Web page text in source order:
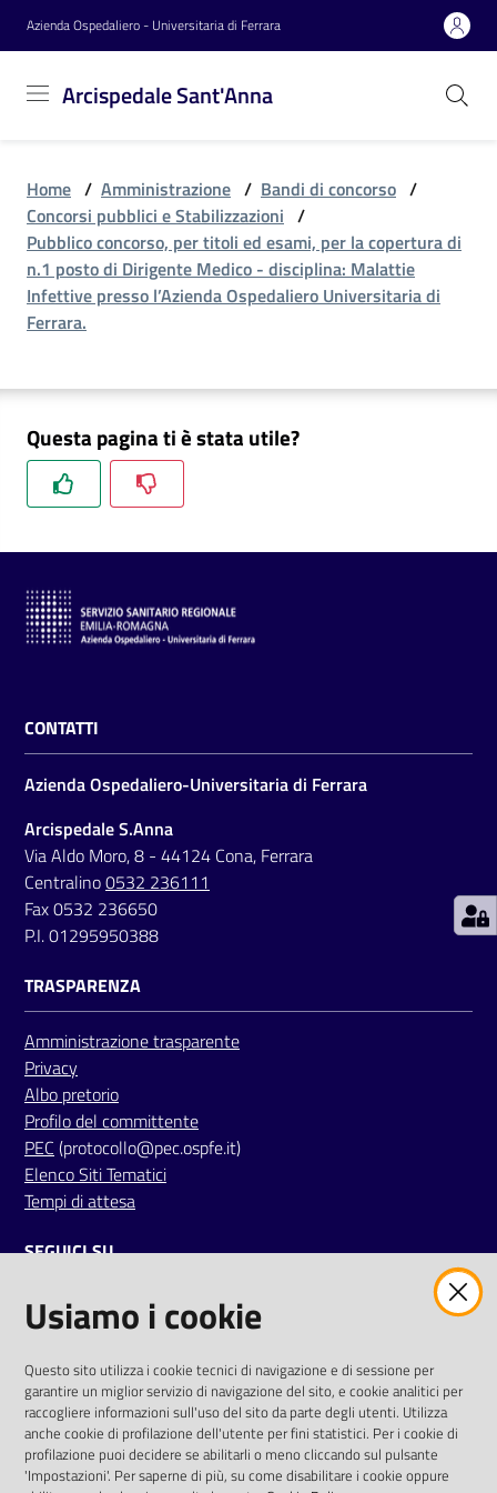
Vai al contenuto
Vai alla navigazione
Vai al footer
Azienda Ospedaliero - Universitaria di Ferrara
Arcispedale Sant'Anna
Sant'Anna
Azienda
Servizi
Novità
C
t
a
d
e
i
S
e
r
v
z
i
P
a
r
i
t
à
i
e
e
r
e
A
Home / Amministrazione / Bandi di concorso /
Concorsi pubblici e Stabilizzazioni /
Pubblico concorso, per titoli ed esami, per la copertura di
n.1 posto di Dirigente Medico - disciplina: Malattie
Infettive presso l’Azienda Ospedaliero Universitaria di
Ferrara.
Questa pagina ti è stata utile?
CONTATTI
Azienda Ospedaliero-Universitaria di Ferrara
Arcispedale S.Anna
Via Aldo Moro, 8 - 44124 Cona, Ferrara
Centralino0532 236111
Fax 0532 236650
P.I. 01295950388
TRASPARENZA
Amministrazione trasparente
Privacy
Albo pretorio
Profilo del committente
PEC (protocollo@pec.ospfe.it)
Elenco Siti Tematici
Tempi di attesa
SEGUICI SU
twitterfacebookyoutube
AREA DIPENDENTI
Posta Elettronica Aziendale
Cloud aziendale(manuale di istruzioni)
Portale del Dipendente
Usiamo i cookie
Questo sito utilizza i cookie tecnici di navigazione e di sessione per
garantire un miglior servizio di navigazione del sito, e cookie analitici per
raccogliere informazioni sull'uso del sito da parte degli utenti. Utilizza
anche cookie di profilazione dell'utente per fini statistici. Per i cookie di
profilazione puoi decidere se abilitarli o meno cliccando sul pulsante
'Impostazioni'. Per saperne di più, su come disabilitare i cookie oppure